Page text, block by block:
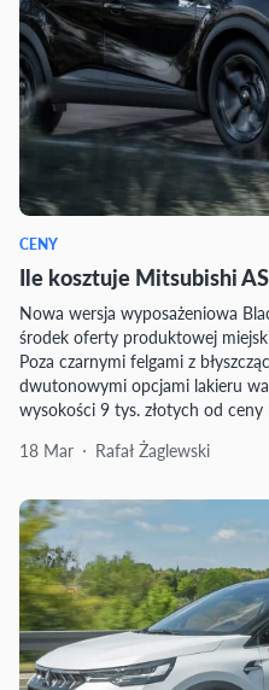
CENY
Ile kosztuje Mitsubishi
Nowa wersja wyposażeniowa
środek oferty produktowej
Poza czarnymi felgami z
dwutonowymi opcjami lakieru
wysokości 9 tys. złotych od ceny
18 Mar
Rafał Żaglewski